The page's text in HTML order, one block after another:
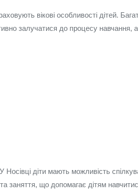
вікові особливості дітей.
залучатися до процесу навчання,
діти мають можливість
та заняття, що допомагає дітям